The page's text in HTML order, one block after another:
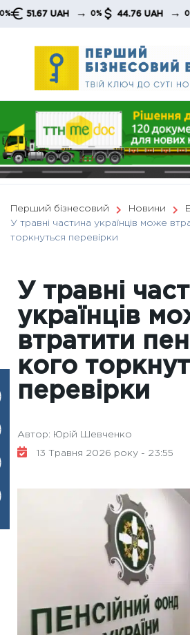
Skip
51.67 UAH → 0% 44.76 UAH → 0%
Перший бізнесовий Новини
У травні частина українців може
торкнуться перевірки
У травні
українців
втратити
кого
перевірки
Автор: Юрій Шевченко
13 Травня 2026 року - 23:55